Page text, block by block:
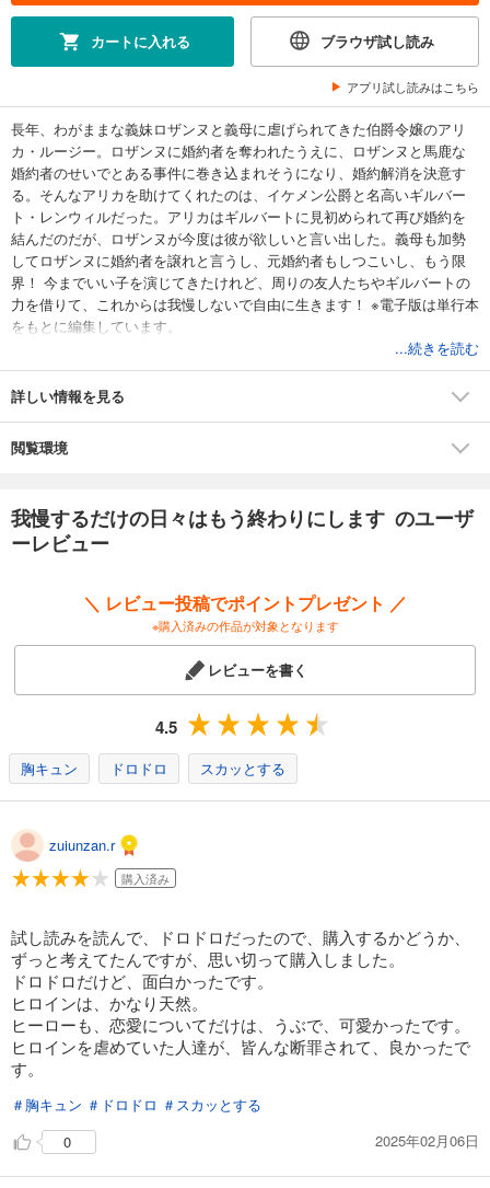
カートに入れる ブラウザ試し読み
アプリ試し読みはこちら
長年、わがままな義妹ロザンヌと義母に虐げられてきた伯爵令嬢のアリ
カ・ルージー。ロザンヌに婚約者を奪われたうえに、ロザンヌと馬鹿な
婚約者のせいでとある事件に巻き込まれそうになり、婚約解消を決意す
る。そんなアリカを助けてくれたのは、イケメン公爵と名高いギルバー
ト・レンウィルだった。アリカはギルバートに見初められて再び婚約を
結んだのだが、ロザンヌが今度は彼が欲しいと言い出した。義母も加勢
してロザンヌに婚約者を譲れと言うし、元婚約者もしつこいし、もう限
界！ 今までいい子を演じてきたけれど、周りの友人たちやギルバートの
力を借りて、これからは我慢しないで自由に生きます！ ※電子版は単行本
をもとに編集しています。
...続きを読む
詳しい情報を見る
閲覧環境
我慢するだけの日々はもう終わりにします のユーザ
ーレビュー
＼ レビュー投稿でポイントプレゼント ／
※購入済みの作品が対象となります
レビューを書く
4.5
胸キュン ドロドロ スカッとする
zuiunzan.r
購入済み
試し読みを読んで、ドロドロだったので、購入するかどうか、
ずっと考えてたんですが、思い切って購入しました。
ドロドロだけど、面白かったです。
ヒロインは、かなり天然。
ヒーローも、恋愛についてだけは、うぶで、可愛かったです。
ヒロインを虐めていた人達が、皆んな断罪されて、良かったで
す。
＃胸キュン ＃ドロドロ ＃スカッとする
0
2025年02月06日